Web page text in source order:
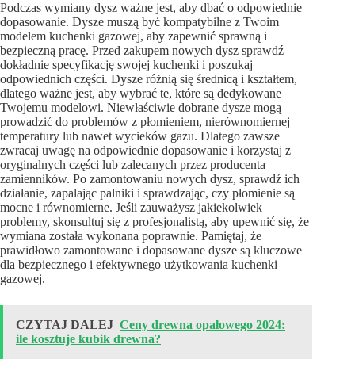
Podczas wymiany dysz ważne jest, aby dbać o odpowiednie
dopasowanie. Dysze muszą być kompatybilne z Twoim
modelem kuchenki gazowej, aby zapewnić sprawną i
bezpieczną pracę. Przed zakupem nowych dysz sprawdź
dokładnie specyfikację swojej kuchenki i poszukaj
odpowiednich części. Dysze różnią się średnicą i kształtem,
dlatego ważne jest, aby wybrać te, które są dedykowane
Twojemu modelowi. Niewłaściwie dobrane dysze mogą
prowadzić do problemów z płomieniem, nierównomiernej
temperatury lub nawet wycieków gazu. Dlatego zawsze
zwracaj uwagę na odpowiednie dopasowanie i korzystaj z
oryginalnych części lub zalecanych przez producenta
zamienników. Po zamontowaniu nowych dysz, sprawdź ich
działanie, zapalając palniki i sprawdzając, czy płomienie są
mocne i równomierne. Jeśli zauważysz jakiekolwiek
problemy, skonsultuj się z profesjonalistą, aby upewnić się, że
wymiana została wykonana poprawnie. Pamiętaj, że
prawidłowo zamontowane i dopasowane dysze są kluczowe
dla bezpiecznego i efektywnego użytkowania kuchenki
gazowej.
CZYTAJ DALEJ Ceny drewna opałowego 2024:
ile kosztuje kubik drewna?